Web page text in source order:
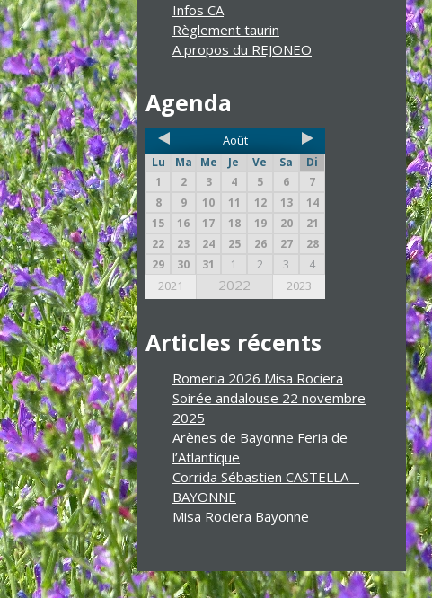
Infos CA
Règlement taurin
A propos du REJONEO
Agenda
Août
Lu Ma Me Je Ve Sa
Di
1
2 3 4 5 6
7
8
9 10 11 12 13
14
15
16 17 18 19 20
21
22
23 24 25 26 27
28
29
30 31 1 2 3 4
2021 2022 2023
Articles récents
Romeria 2026 Misa Rociera
Soirée andalouse 22 novembre
2025
Arènes de Bayonne Feria de
l’Atlantique
Corrida Sébastien CASTELLA –
BAYONNE
Misa Rociera Bayonne